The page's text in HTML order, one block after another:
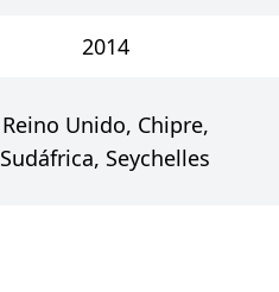
2014
Reino Unido, Chipre,
Sudáfrica, Seychelles